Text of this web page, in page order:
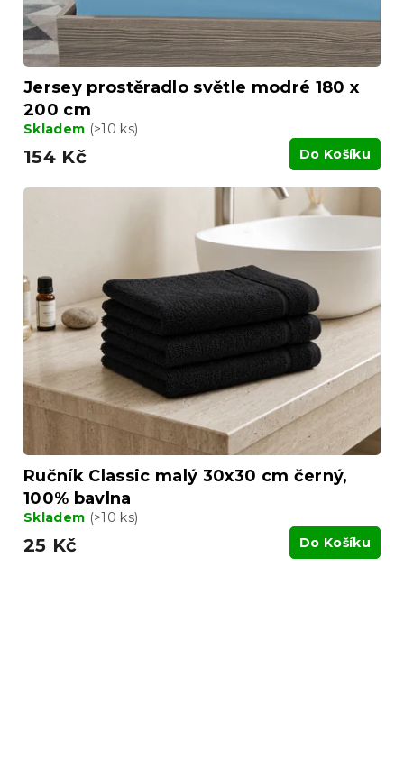
Jersey prostěradlo světle modré 180 x
200 cm
Skladem (>10 ks)
154 Kč Do Košíku
Ručník Classic malý 30x30 cm černý,
100% bavlna
Skladem (>10 ks)
25 Kč Do Košíku